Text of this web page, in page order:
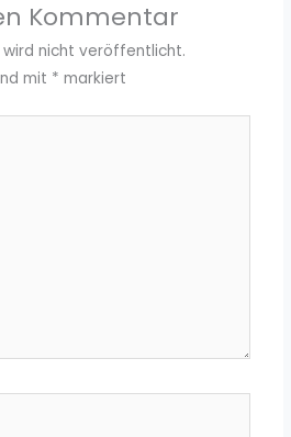
Kommentar
wird nicht veröffentlicht.
mit * markiert